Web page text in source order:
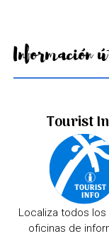
Información
Tourist
Localiza todos los
oficinas de